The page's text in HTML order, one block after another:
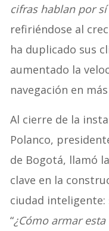
cifras hablan por
refiriéndose al
ha duplicado sus
aumentado la
navegación en
Al cierre de la
Polanco,
de Bogotá, llamó
clave en la
ciudad inteligente:
“¿Cómo armar